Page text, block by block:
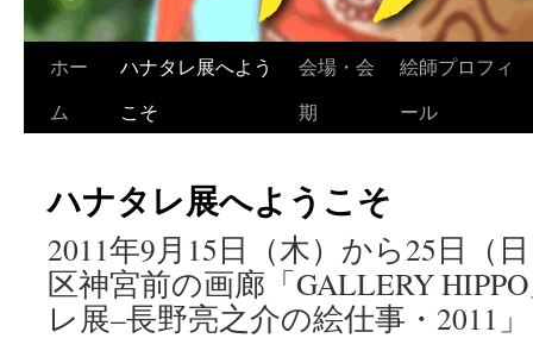
ツ
ホー
ム
ハナタレ展へよう
こそ
会場・会
期
絵師プロフィ
ール
ハナタレ展へようこそ
2011年9月15日（木）から25日（
区神宮前の画廊「GALLERY
レ展–長野亮之介の絵仕事・2011